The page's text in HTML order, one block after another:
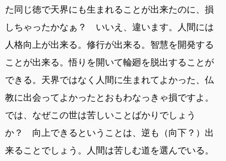
た同じ徳で天界にも生まれることが出来たのに、損
しちゃったかなぁ？ いいえ、違います。人間には
人格向上が出来る。修行が出来る。智慧を開発する
ことが出来る。悟りを開いて輪廻を脱出することが
できる。天界ではなく人間に生まれてよかった、仏
教に出会ってよかったとおもわなっきゃ損ですよ。
では、なぜこの世は苦しいことばかりでしょう
か？ 向上できるということは、逆も（向下？）出
来ることでしょう。人間は苦しむ道を選んでいる。